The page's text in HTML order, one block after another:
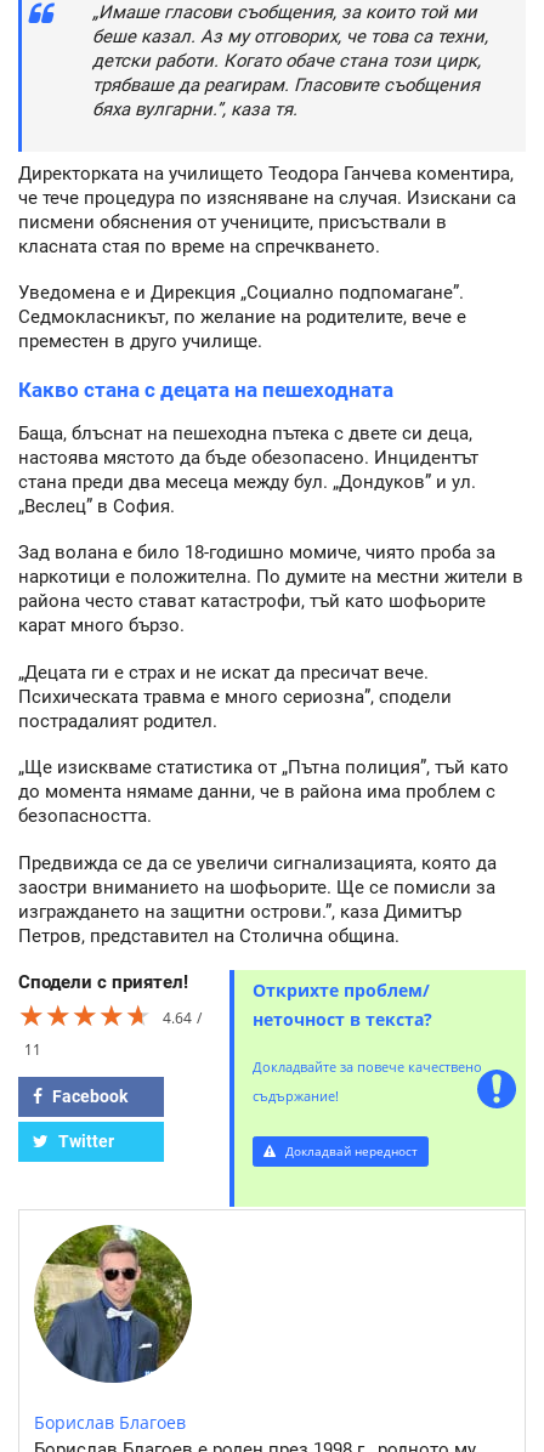
„Имаше гласови съобщения, за които той ми
беше казал. Аз му отговорих, че това са техни,
детски работи. Когато обаче стана този цирк,
трябваше да реагирам. Гласовите съобщения
бяха вулгарни.”, каза тя.
Директорката на училището Теодора Ганчева коментира,
че тече процедура по изясняване на случая. Изискани са
писмени обяснения от учениците, присъствали в
класната стая по време на спречкването.
Уведомена е и Дирекция „Социално подпомагане”.
Седмокласникът, по желание на родителите, вече е
преместен в друго училище.
Какво стана с децата на пешеходната
Баща, блъснат на пешеходна пътека с двете си деца,
настоява мястото да бъде обезопасено. Инцидентът
стана преди два месеца между бул. „Дондуков” и ул.
„Веслец” в София.
Зад волана е било 18-годишно момиче, чиято проба за
наркотици е положителна. По думите на местни жители в
района често стават катастрофи, тъй като шофьорите
карат много бързо.
„Децата ги е страх и не искат да пресичат вече.
Психическата травма е много сериозна”, сподели
пострадалият родител.
„Ще изискваме статистика от „Пътна полиция”, тъй като
до момента нямаме данни, че в района има проблем с
безопасността.
Предвижда се да се увеличи сигнализацията, която да
заостри вниманието на шофьорите. Ще се помисли за
изграждането на защитни острови.”, каза Димитър
Петров, представител на Столична община.
Сподели с приятел!
★★★★★
★★★★★
★★★★★
4.64
11
Facebook
Twitter
Открихте проблем/
неточност в текста?
Докладвайте за повече качествено
съдържание!
Докладвай нередност
Борислав Благоев